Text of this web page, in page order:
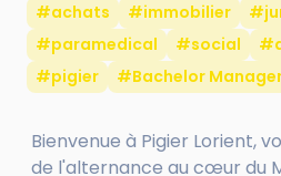
#achats
#immobilier
#paramedical
#social
#pigier
#Bachelor
Bienvenue à Pigier Lorient,
de l'alternance au cœur du